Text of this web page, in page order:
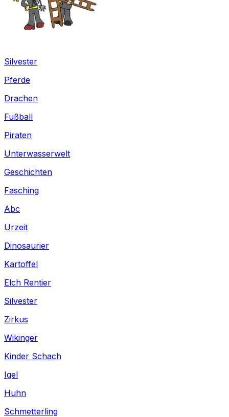
Silvester
Pferde
Drachen
Fußball
Piraten
Unterwasserwelt
Geschichten
Fasching
Abc
Urzeit
Dinosaurier
Kartoffel
Elch Rentier
Silvester
Zirkus
Wikinger
Kinder Schach
Igel
Huhn
Schmetterling